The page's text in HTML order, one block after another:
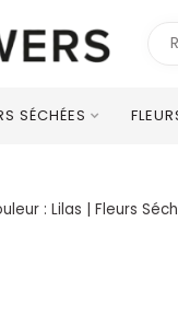
SÉCHÉES
: Lilas | Fleurs